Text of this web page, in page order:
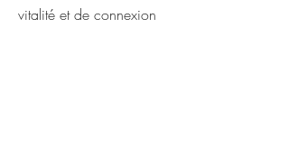
vitalité et de connexion